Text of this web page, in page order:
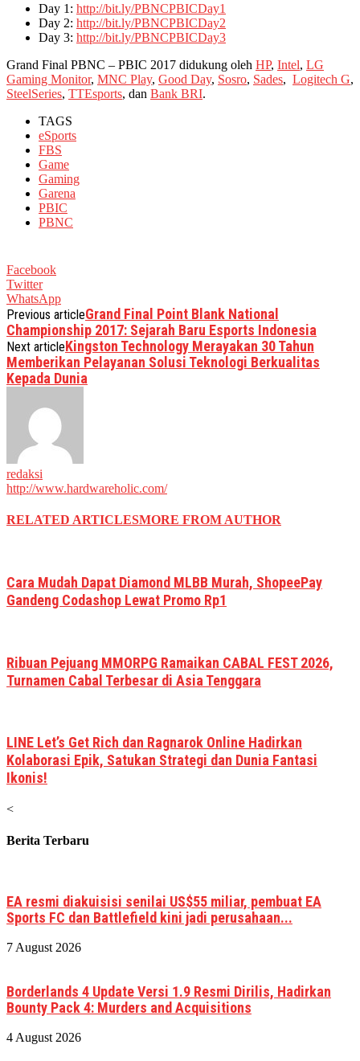
Day 1: http://bit.ly/PBNCPBICDay1
Day 2: http://bit.ly/PBNCPBICDay2
Day 3: http://bit.ly/PBNCPBICDay3
Grand Final PBNC – PBIC 2017 didukung oleh HP, Intel, LG
Gaming Monitor, MNC Play, Good Day, Sosro, Sades, Logitech G,
SteelSeries, TTEsports, dan Bank BRI.
TAGS
eSports
FBS
Game
Gaming
Garena
PBIC
PBNC
Facebook
Twitter
WhatsApp
Previous articleGrand Final Point Blank National
Championship 2017: Sejarah Baru Esports Indonesia
Next articleKingston Technology Merayakan 30 Tahun
Memberikan Pelayanan Solusi Teknologi Berkualitas
Kepada Dunia
redaksi
http://www.hardwareholic.com/
RELATED ARTICLESMORE FROM AUTHOR
Cara Mudah Dapat Diamond MLBB Murah, ShopeePay
Gandeng Codashop Lewat Promo Rp1
Ribuan Pejuang MMORPG Ramaikan CABAL FEST 2026,
Turnamen Cabal Terbesar di Asia Tenggara
LINE Let’s Get Rich dan Ragnarok Online Hadirkan
Kolaborasi Epik, Satukan Strategi dan Dunia Fantasi
Ikonis!
<
Berita Terbaru
EA resmi diakuisisi senilai US$55 miliar, pembuat EA
Sports FC dan Battlefield kini jadi perusahaan...
7 August 2026
Borderlands 4 Update Versi 1.9 Resmi Dirilis, Hadirkan
Bounty Pack 4: Murders and Acquisitions
4 August 2026